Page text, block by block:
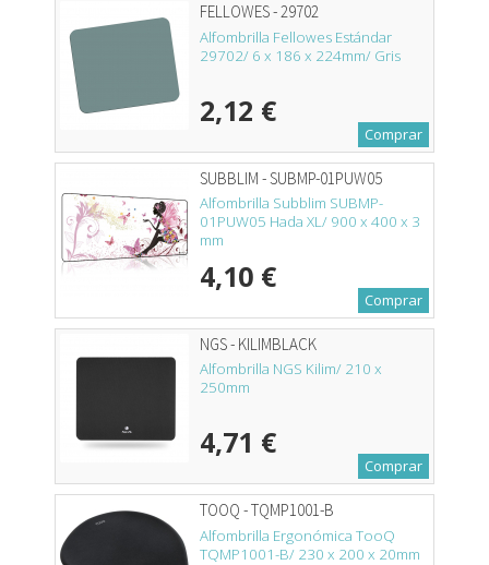
FELLOWES - 29702
Alfombrilla Fellowes Estándar
29702/ 6 x 186 x 224mm/ Gris
2,12 €
Comprar
SUBBLIM - SUBMP-01PUW05
Alfombrilla Subblim SUBMP-
01PUW05 Hada XL/ 900 x 400 x 3
mm
4,10 €
Comprar
NGS - KILIMBLACK
Alfombrilla NGS Kilim/ 210 x
250mm
4,71 €
Comprar
TOOQ - TQMP1001-B
Alfombrilla Ergonómica TooQ
TQMP1001-B/ 230 x 200 x 20mm